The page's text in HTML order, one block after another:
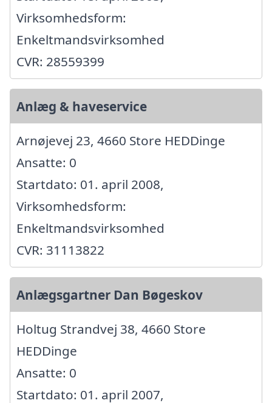
Virksomhedsform:
Enkeltmandsvirksomhed
CVR: 28559399
Anlæg & haveservice
Arnøjevej 23, 4660 Store HEDDinge
Ansatte: 0
Startdato: 01. april 2008,
Virksomhedsform:
Enkeltmandsvirksomhed
CVR: 31113822
Anlægsgartner Dan Bøgeskov
Holtug Strandvej 38, 4660 Store
HEDDinge
Ansatte: 0
Startdato: 01. april 2007,